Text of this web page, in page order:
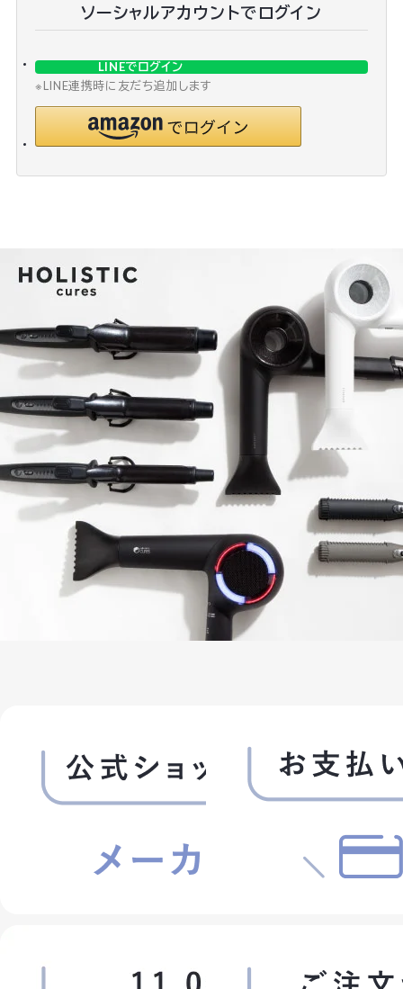
ソーシャルアカウントでログイン
LINEでログイン
※LINE連携時に友だち追加します